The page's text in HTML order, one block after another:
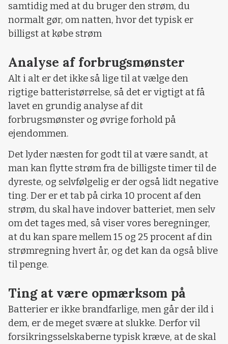
samtidig med at du bruger den strøm, du
normalt gør, om natten, hvor det typisk er
billigst at købe strøm
Analyse af forbrugsmønster
Alt i alt er det ikke så lige til at vælge den
rigtige batteristørrelse, så det er vigtigt at få
lavet en grundig analyse af dit
forbrugsmønster og øvrige forhold på
ejendommen.
Det lyder næsten for godt til at være sandt, at
man kan flytte strøm fra de billigste timer til de
dyreste, og selvfølgelig er der også lidt negative
ting. Der er et tab på cirka 10 procent af den
strøm, du skal have indover batteriet, men selv
om det tages med, så viser vores beregninger,
at du kan spare mellem 15 og 25 procent af din
strømregning hvert år, og det kan da også blive
til penge.
Ting at være opmærksom på
Batterier er ikke brandfarlige, men går der ild i
dem, er de meget svære at slukke. Derfor vil
forsikringsselskaberne typisk kræve, at de skal